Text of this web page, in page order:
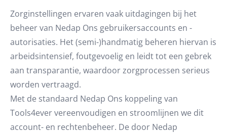
Zorginstellingen ervaren vaak uitdagingen bij het
beheer van Nedap Ons gebruikersaccounts en -
autorisaties. Het (semi-)handmatig beheren hiervan is
arbeidsintensief, foutgevoelig en leidt tot een gebrek
aan transparantie, waardoor zorgprocessen serieus
worden vertraagd.
Met de standaard Nedap Ons koppeling van
Tools4ever vereenvoudigen en stroomlijnen we dit
account- en rechtenbeheer. De door Nedap